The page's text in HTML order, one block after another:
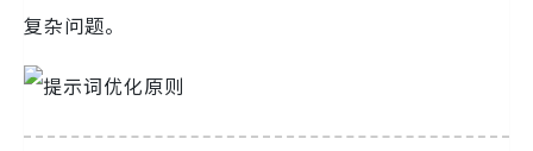
复杂问题。